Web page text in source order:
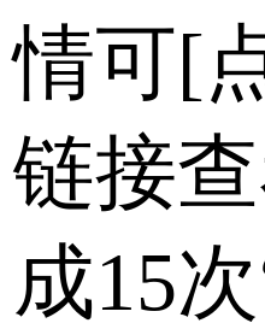
情可[
链接
成15